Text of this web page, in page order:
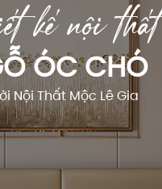
kế nội thất
ÓC CHÓ
Nội Thất Mộc Lê Gia